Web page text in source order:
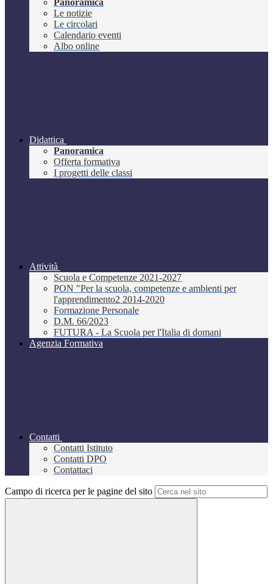
Panoramica
Le notizie
Le circolari
Calendario eventi
Albo online
Didattica
Panoramica
Offerta formativa
I progetti delle classi
Attività
Scuola e Competenze 2021-2027
PON "Per la scuola, competenze e ambienti per
l'apprendimento2 2014-2020
Formazione Personale
D.M. 66/2023
FUTURA - La Scuola per l'Italia di domani
Agenzia Formativa
Contatti
Contatti Istituto
Contatti DPO
Contattaci
Campo di ricerca per le pagine del sito